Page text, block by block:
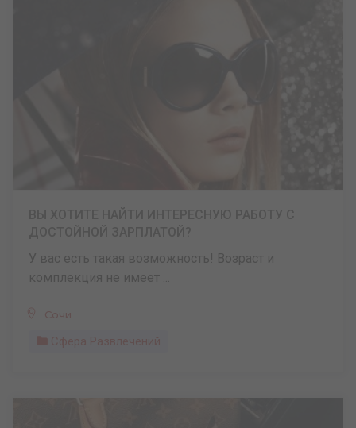
У вас есть такая возможность! Возраст и
комплекция не имеет ...
Сочи
Сфера Развлечений